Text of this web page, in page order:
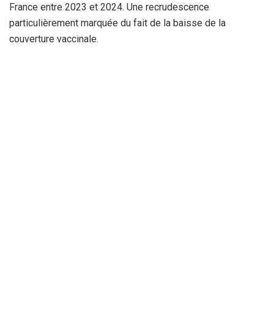
France entre 2023 et 2024. Une recrudescence
particulièrement marquée du fait de la baisse de la
couverture vaccinale.